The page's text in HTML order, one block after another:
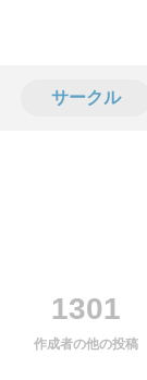
サークル
1301
作成者の他の投稿